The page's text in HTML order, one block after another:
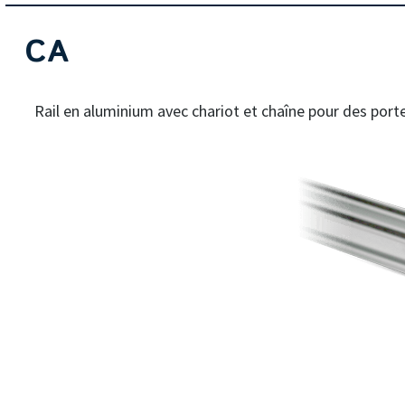
CA
Rail en aluminium avec chariot et chaîne pour des